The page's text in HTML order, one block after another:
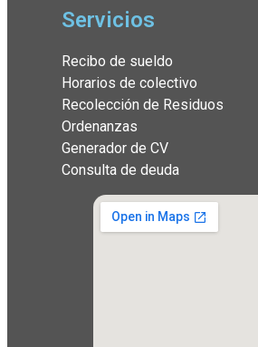
Servicios
Recibo de sueldo
Horarios de colectivo
Recolección de Residuos
Ordenanzas
Generador de CV
Consulta de deuda